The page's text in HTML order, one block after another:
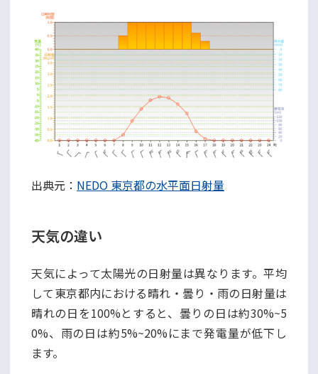
出典元： NEDO 東京都の水平面日射量
天気の違い
天気によって太陽光の日射量は異なります。平均
して東京都内における晴れ・曇り・雨の日射量は
晴れの日を100%とすると、曇りの日は約30%~5
0%、雨の日は約5%~20%にまで発電量が低下し
ます。